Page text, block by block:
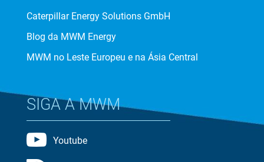
Caterpillar Energy Solutions GmbH
Blog da MWM Energy
MWM no Leste Europeu e na Ásia Central
SIGA A MWM
Youtube